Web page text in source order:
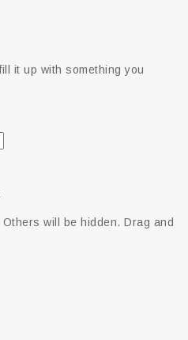
it up with something you
will be hidden. Drag and